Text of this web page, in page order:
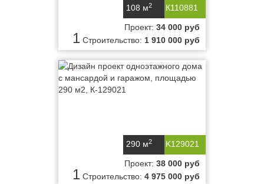
К110881
108 м2
1
Проект: 34 000 руб
Строительство: 1 910 000 руб
K129021
290 м2
1
Проект: 38 000 руб
Строительство: 4 975 000 руб